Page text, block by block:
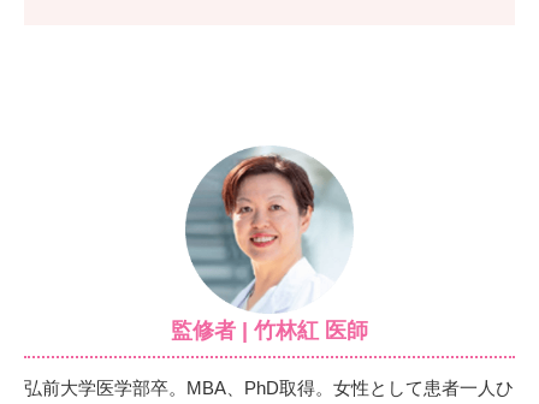
監修者 | 竹林紅 医師
弘前大学医学部卒。MBA、PhD取得。女性として患者一人ひ